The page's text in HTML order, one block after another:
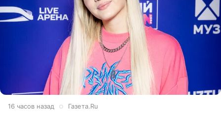
16 часов назад Газета.Ru